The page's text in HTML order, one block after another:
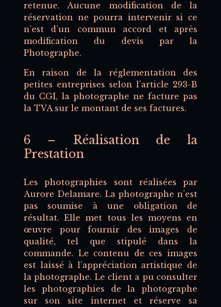
retenue. Aucune modification de la
réservation ne pourra intervenir si ce
n’est d’un commun accord et après
modification du devis par la
Photographe.
En raison de la réglementation des
petites entreprises selon l'article 293-B
du CGI, la photographe ne facture pas
la TVA sur le montant de ses factures.
6 – Réalisation de la
Prestation
Les photographies sont réalisées par
Aurore Delamare. La photographe n’est
pas soumise à une obligation de
résultat. Elle met tous les moyens en
œuvre pour fournir des images de
qualité, tel que stipulé dans la
commande. Le contenu de ces images
est laissé à l’appréciation artistique de
la photographe. Le client a pu consulter
les photographies de la photographe
sur son site internet et réserve sa